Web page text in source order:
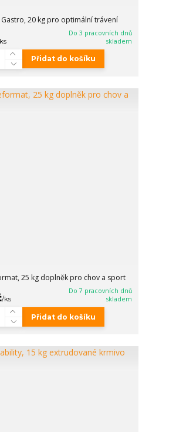
Gastro, 20 kg pro optimální trávení
ks
Do 3 pracovních dnů
skladem
Přidat do košíku
25 kg doplněk pro chov a sport
/ks
Do 7 pracovních dnů
skladem
Přidat do košíku